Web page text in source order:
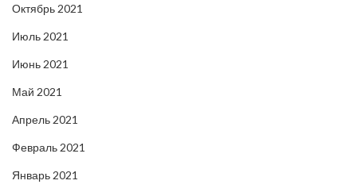
Октябрь 2021
Июль 2021
Июнь 2021
Май 2021
Апрель 2021
Февраль 2021
Январь 2021